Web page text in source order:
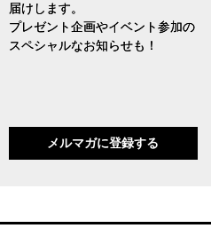
届けします。
プレゼント企画やイベント参加の
スペシャルなお知らせも！
メルマガに登録する